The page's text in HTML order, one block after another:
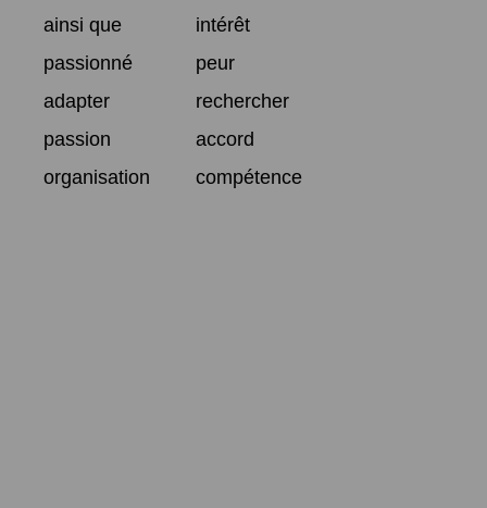
ainsi que
intérêt
passionné
peur
adapter
rechercher
passion
accord
organisation
compétence